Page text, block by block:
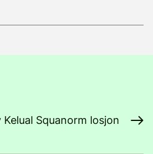
Squanorm losjon